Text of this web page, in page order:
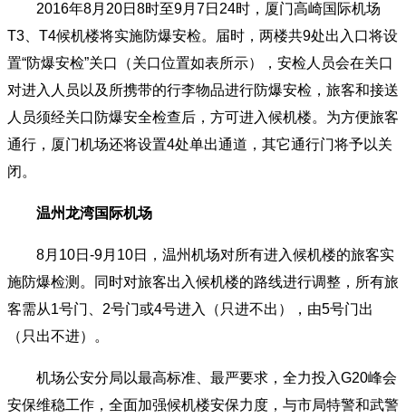
2016年8月20日8时至9月7日24时，厦门高崎国际机场
T3、T4候机楼将实施防爆安检。届时，两楼共9处出入口将设
置“防爆安检”关口（关口位置如表所示），安检人员会在关口
对进入人员以及所携带的行李物品进行防爆安检，旅客和接送
人员须经关口防爆安全检查后，方可进入候机楼。为方便旅客
通行，厦门机场还将设置4处单出通道，其它通行门将予以关
闭。
温州龙湾国际机场
8月10日-9月10日，温州机场对所有进入候机楼的旅客实
施防爆检测。同时对旅客出入候机楼的路线进行调整，所有旅
客需从1号门、2号门或4号进入（只进不出），由5号门出
（只出不进）。
机场公安分局以最高标准、最严要求，全力投入G20峰会
安保维稳工作，全面加强候机楼安保力度，与市局特警和武警